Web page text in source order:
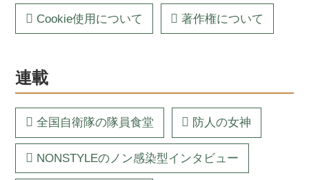
Cookie使用について 著作権について
連載
全国自衛隊の隊員食堂 防人の女神
NONSTYLEのノン感染型インタビュー